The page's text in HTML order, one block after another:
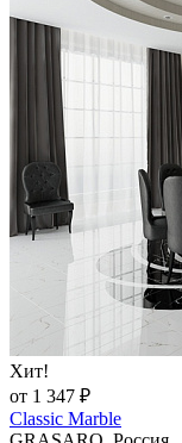
Хит!
от 1 347 ₽
Classic Marble